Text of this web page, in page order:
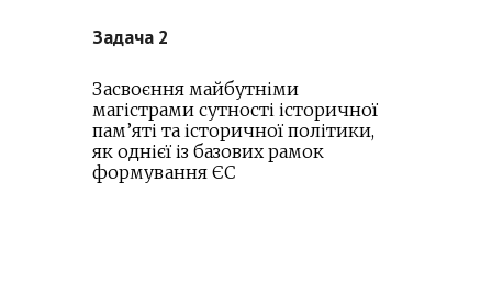
Задача 2
Засвоєння майбутніми
магістрами сутності історичної
пам’яті та історичної політики,
як однієї із базових рамок
формування ЄС